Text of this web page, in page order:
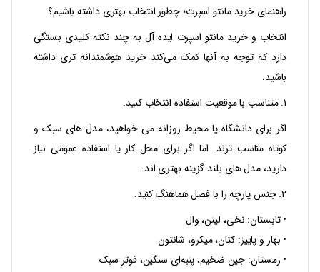
راهنمای خرید مانتو اسپرت؛ چطور انتخاب بهتری داشته باشیم؟
انتخاب و خرید مانتو اسپرت ایده‌ آل به چند نکته کلیدی بستگی
دارد که توجه به آنها کمک می‌کند خرید هوشمندانه‌ تری داشته
باشید:
۱. متناسب با موقعیت استفاده انتخاب کنید.
اگر برای دانشگاه یا محیط روزانه می‌ خواهید، مدل‌ های سبک و
کوتاه مناسب‌ ترند. اما اگر برای محل کار یا استفاده عمومی نیاز
دارید، مدل‌ های بلند گزینه بهتری‌ اند.
۲. جنس پارچه را با فصل هماهنگ کنید.
• تابستان: نخی، لینن، وال
• بهار و پاییز: کتان، میکرو، شانتون
• زمستان: جین ضخیم، پنبه‌ای سنگین، فوتر سبک